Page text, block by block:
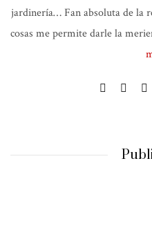
jardinería… Fan absoluta de la
cosas me permite darle la